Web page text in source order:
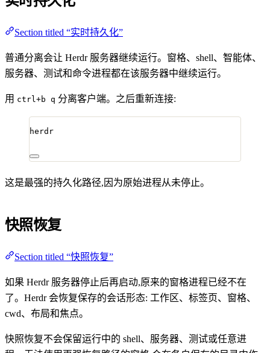
Section titled “实时持久化”
普通分离会让 Herdr 服务器继续运行。窗格、shell、智能体、
服务器、测试和命令进程都在该服务器中继续运行。
用 ctrl+b q 分离客户端。之后重新连接:
herdr
这是最强的持久化路径,因为原始进程从未停止。
快照恢复
Section titled “快照恢复”
如果 Herdr 服务器停止后再启动,原来的窗格进程已经不在
了。Herdr 会恢复保存的会话形态: 工作区、标签页、窗格、
cwd、布局和焦点。
快照恢复不会保留运行中的 shell、服务器、测试或任意进